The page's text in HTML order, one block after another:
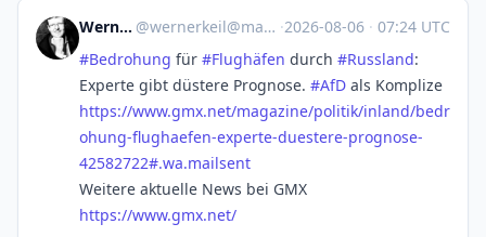
Werner Keil @wernerkeil@mastodon.social ·2026-08-06 · 07:24 UTC
#Bedrohung für #Flughäfen durch #Russland:
Experte gibt düstere Prognose. #AfD als Komplize
https://www.gmx.net/magazine/politik/inland/bedr
ohung-flughaefen-experte-duestere-prognose-
42582722#.wa.mailsent
Weitere aktuelle News bei GMX
https://www.gmx.net/